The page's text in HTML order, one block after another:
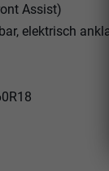
Assist)
elektrisch